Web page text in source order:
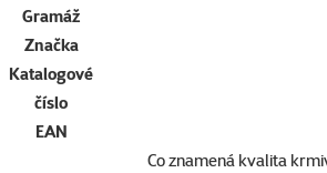
Gramáž
Značka
Katalogové
číslo
EAN
Co znamená kvalita